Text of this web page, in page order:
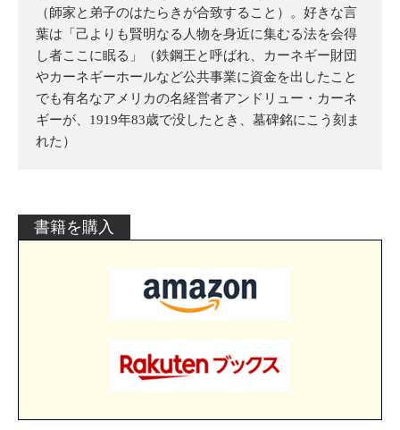
（師家と弟子のはたらきが合致すること）。好きな言
葉は「己よりも賢明なる人物を身近に集むる法を会得
し者ここに眠る」（鉄鋼王と呼ばれ、カーネギー財団
やカーネギーホールなど公共事業に資金を出したこと
でも有名なアメリカの名経営者アンドリュー・カーネ
ギーが、1919年83歳で没したとき、墓碑銘にこう刻ま
れた）
書籍を購入